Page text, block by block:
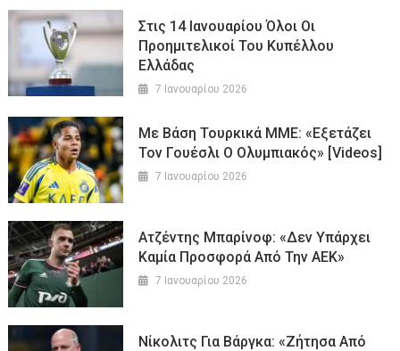
Στις 14 Ιανουαρίου Όλοι Οι
Προημιτελικοί Του Κυπέλλου
Ελλάδας
7 Ιανουαρίου 2026
Με Βάση Τουρκικά ΜΜΕ: «Εξετάζει
Τον Γουέσλι Ο Ολυμπιακός» [Videos]
7 Ιανουαρίου 2026
Ατζέντης Μπαρίνοφ: «Δεν Υπάρχει
Καμία Προσφορά Από Την ΑΕΚ»
7 Ιανουαρίου 2026
Νίκολιτς Για Βάργκα: «Ζήτησα Από